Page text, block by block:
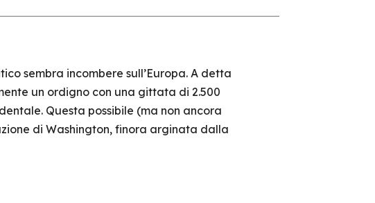
sembra incombere sull’Europa. A detta
un ordigno con una gittata di 2.500
Questa possibile (ma non ancora
di Washington, finora arginata dalla